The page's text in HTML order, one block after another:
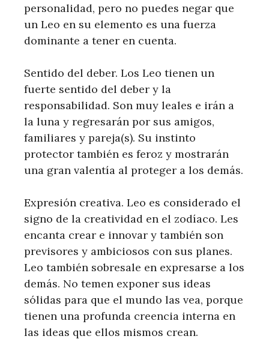
personalidad, pero no puedes negar que
un Leo en su elemento es una fuerza
dominante a tener en cuenta.
Sentido del deber. Los Leo tienen un
fuerte sentido del deber y la
responsabilidad. Son muy leales e irán a
la luna y regresarán por sus amigos,
familiares y pareja(s). Su instinto
protector también es feroz y mostrarán
una gran valentía al proteger a los demás.
Expresión creativa. Leo es considerado el
signo de la creatividad en el zodíaco. Les
encanta crear e innovar y también son
previsores y ambiciosos con sus planes.
Leo también sobresale en expresarse a los
demás. No temen exponer sus ideas
sólidas para que el mundo las vea, porque
tienen una profunda creencia interna en
las ideas que ellos mismos crean.